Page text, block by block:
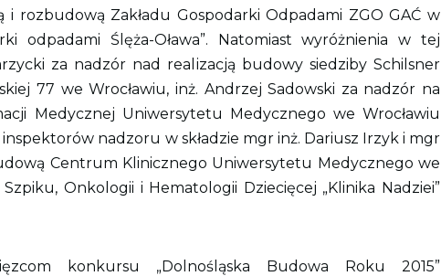
rozbudową Zakładu Gospodarki Odpadami ZGO GAĆ w
odpadami Ślęża-Oława”. Natomiast wyróżnienia w tej
za nadzór nad realizacją budowy siedziby Schilsner
77 we Wrocławiu, inż. Andrzej Sadowski za nadzór na
Medycznej Uniwersytetu Medycznego we Wrocławiu
nadzoru w składzie mgr inż. Dariusz Irzyk i mgr
Centrum Klinicznego Uniwersytetu Medycznego we
Onkologii i Hematologii Dziecięcej „Klinika Nadziei”
konkursu „Dolnośląska Budowa Roku 2015”